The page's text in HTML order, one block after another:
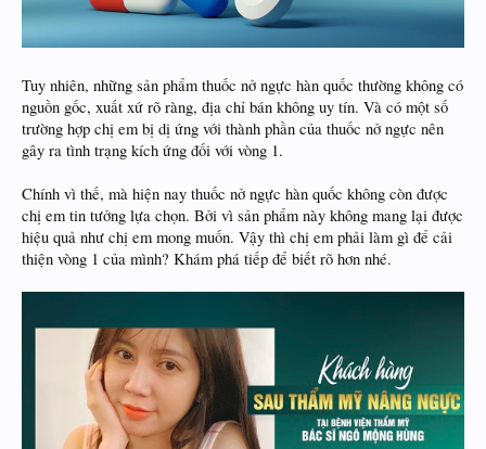
Tuy nhiên, những sản phẩm thuốc nở ngực hàn quốc thường không có
nguồn gốc, xuất xứ rõ ràng, địa chỉ bán không uy tín. Và có một số
trường hợp chị em bị dị ứng với thành phần của thuốc nở ngực nên
gây ra tình trạng kích ứng đối với vòng 1.
Chính vì thế, mà hiện nay thuốc nở ngực hàn quốc không còn được
chị em tin tưởng lựa chọn. Bởi vì sản phẩm này không mang lại được
hiệu quả như chị em mong muốn. Vậy thì chị em phải làm gì để cải
thiện vòng 1 của mình? Khám phá tiếp để biết rõ hơn nhé.